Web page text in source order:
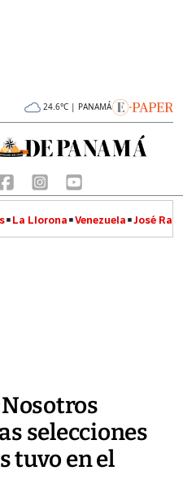
24.6°C | PANAMÁ
La Llorona Venezuela José
selecciones
tuvo en el